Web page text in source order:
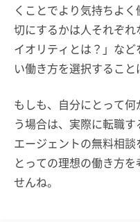
くことでより気持ちよ
切にするかは人それぞ
イオリティとは？」な
い働き方を選択すること
もしも、自分にとって
う場合は、実際に転職
エージェントの無料相
とっての理想の働き方
せんね。